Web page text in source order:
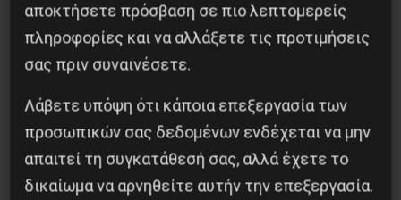
5 Αυγούστου 2026
Besa, το νέο πολιτικό μανιφέστο του Ράμα
5 Αυγούστου 2026
H δολοφονία του Ιρανού επιστήμονα Μοχσέν
αποκτήσετε πρόσβαση σε πιο λεπτομερείς
πληροφορίες και να αλλάξετε τις προτιμήσεις
σας πριν συναινέσετε.
Λάβετε υπόψη ότι κάποια επεξεργασία των
προσωπικών σας δεδομένων ενδέχεται να μην
απαιτεί τη συγκατάθεσή σας, αλλά έχετε το
δικαίωμα να αρνηθείτε αυτήν την επεξεργασία.